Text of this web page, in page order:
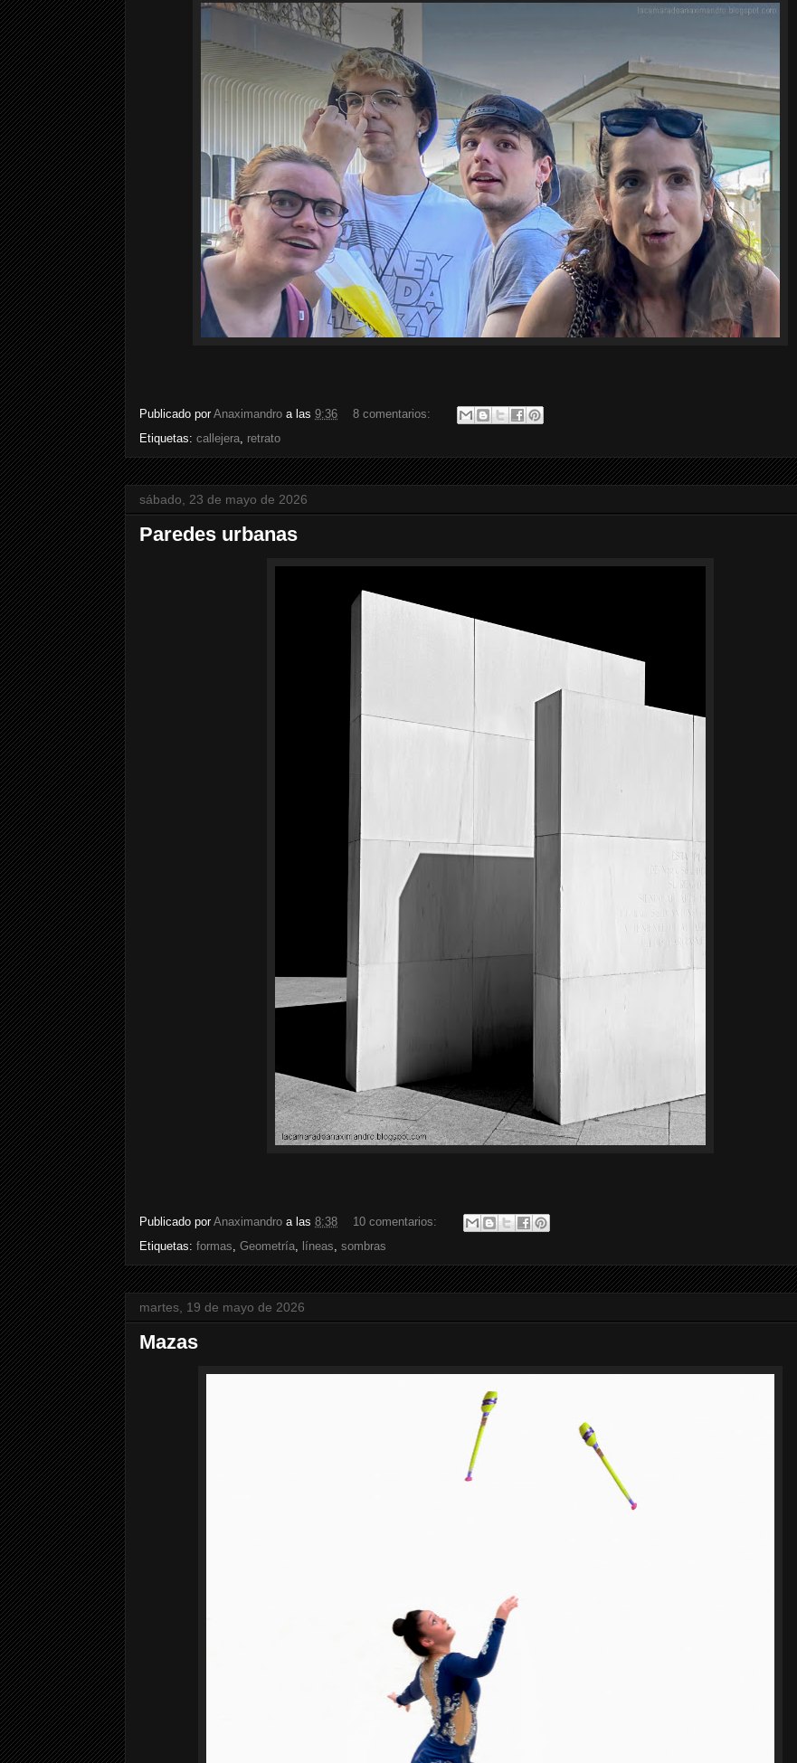
Publicado por Anaximandro a las 9:36
8 comentarios:
Etiquetas: callejera, retrato
sábado, 23 de mayo de 2026
Paredes urbanas
Publicado por Anaximandro a las 8:38
10 comentarios:
Etiquetas: formas, Geometría, líneas, sombras
martes, 19 de mayo de 2026
Mazas